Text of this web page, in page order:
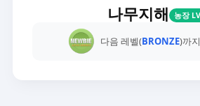
나무지해 농장
다음 레벨(BRONZE)까지